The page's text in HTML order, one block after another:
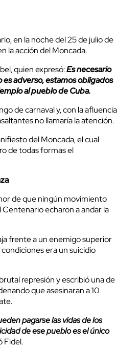
en la noche del 25 de julio de
la acción del Moncada.
quien expresó:Es necesario
adverso, estamos obligados
al pueblo de Cuba.
de carnaval y, con la afluencia
no llamaría la atención.
del Moncada, el cual
de todas formas el
de que ningún movimiento
echaron a andar la
frente a un enemigo superior
era un suicidio
represión y escribió una de
que asesinaran a 10
pagarse las vidas de los
de ese pueblo es el único
Fidel.